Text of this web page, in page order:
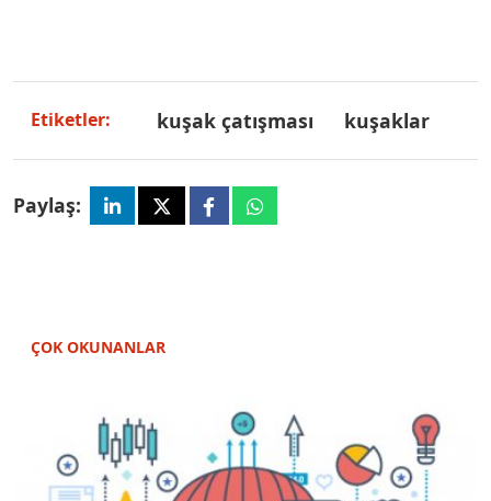
Etiketler: kuşak çatışması kuşaklar
Paylaş:
ÇOK OKUNANLAR